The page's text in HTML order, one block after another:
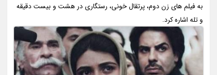
به فیلم های زن دوم، پرتقال خونی، رستگاری در هشت و بیست دقیقه
و تله اشاره کرد.